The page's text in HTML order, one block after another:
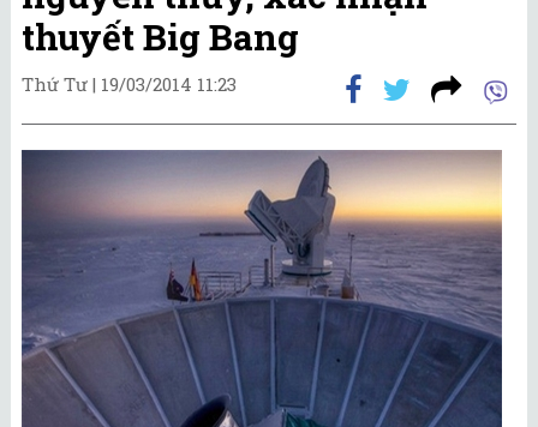
thuyết Big Bang
Thứ Tư | 19/03/2014 11:23